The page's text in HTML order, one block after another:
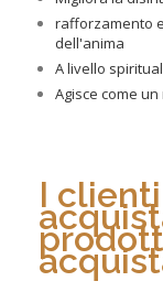
rafforzamento
dell'anima
A livello
Agisce come
I